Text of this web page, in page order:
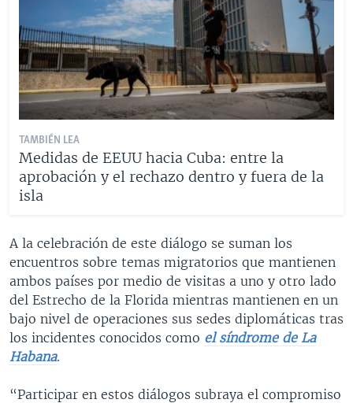
TAMBIÉN LEA
Medidas de EEUU hacia Cuba: entre la
aprobación y el rechazo dentro y fuera de la
isla
A la celebración de este diálogo se suman los
encuentros sobre temas migratorios que mantienen
ambos países por medio de visitas a uno y otro lado
del Estrecho de la Florida mientras mantienen en un
bajo nivel de operaciones sus sedes diplomáticas tras
los incidentes conocidos como el síndrome de La
Habana.
“Participar en estos diálogos subraya el compromiso